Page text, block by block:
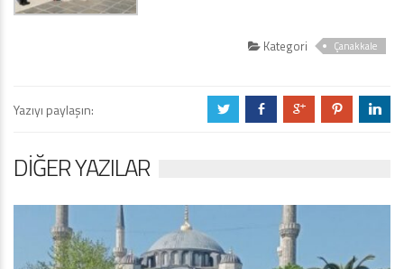
Kategori Çanakkale
Yazıyı paylaşın: a b c d j
DIĞER YAZILAR